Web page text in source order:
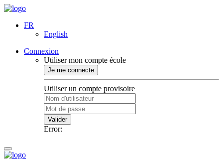
FR
English
Connexion
Utiliser mon compte école
Je me connecte
Utiliser un compte provisoire
Valider
Error: